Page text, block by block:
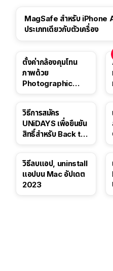
MagSafe สำหรับ iPhone
ประเภทเดียวกับตัวเครื่อง
ตั้งค่ากล้องคุมโทน
ภาพด้วย
Photographic
วิธีการสมัคร
UNiDAYS เพื่อยืนยัน
สิทธิ์สำหรับ Back to
วิธีลบแอป, uninstall
แอปบน Mac อัปเดต
2023